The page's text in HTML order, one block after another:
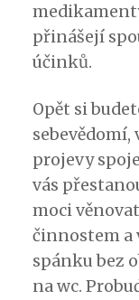
přinášejí
účinků.
Opět si
projevy
vás
moci
činnostem a
spánku bez
na wc.